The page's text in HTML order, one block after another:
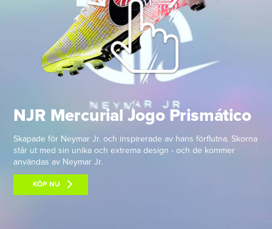
NJR Mercurial Jogo Prismático
Skapade för Neymar Jr. och inspirerade av hans förflutna. Skorna
står ut med sin unika och extrema design - och de kommer
användas av Neymar Jr.
KÖP NU